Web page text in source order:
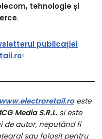
tehnologie și
.
publicației
!
www.electroretail.roeste
Media S.R.L. și este
de autor, neputând fi
sau folosit pentru